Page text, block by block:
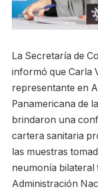
La Secretaría de
informó que Carla
representante en
Panamericana de
brindaron una
cartera sanitaria
las muestras
neumonía
Administración